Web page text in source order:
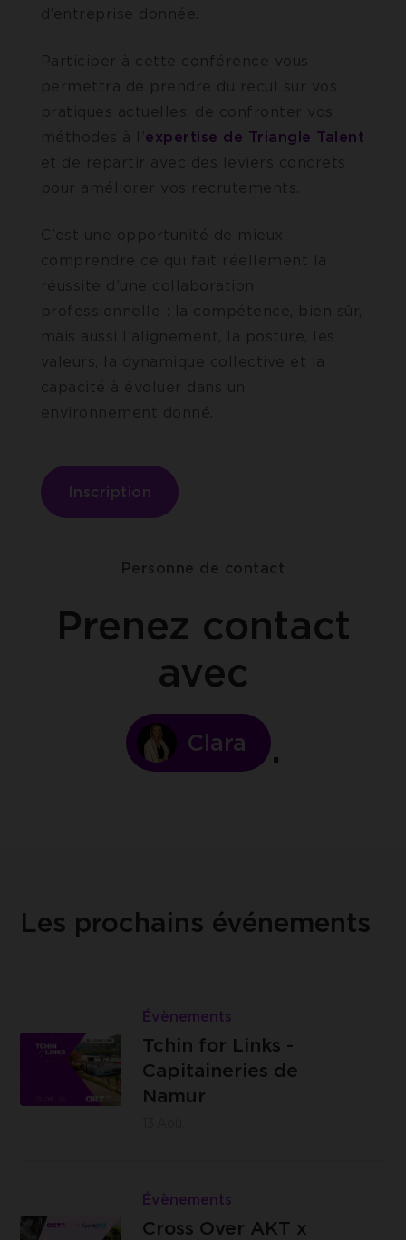
d’entreprise donnée.
Participer à cette conférence vous
permettra de prendre du recul sur vos
pratiques actuelles, de confronter vos
méthodes à l’expertise de Triangle Talent
et de repartir avec des leviers concrets
pour améliorer vos recrutements.
C’est une opportunité de mieux
comprendre ce qui fait réellement la
réussite d’une collaboration
professionnelle : la compétence, bien sûr,
mais aussi l’alignement, la posture, les
valeurs, la dynamique collective et la
capacité à évoluer dans un
environnement donné.
Inscription
Personne de contact
Prenez contact
avec
Clara
Les prochains événements
Évènements
Tchin for Links -
Capitaineries de
Namur
Les
Capitaineries
de Namur -
Boulevard
Jambes
for
Évènements
Cross Over AKT x
Brasserie
C -
Over